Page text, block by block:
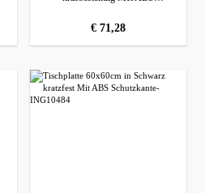
normale prijs:
€ 71,28